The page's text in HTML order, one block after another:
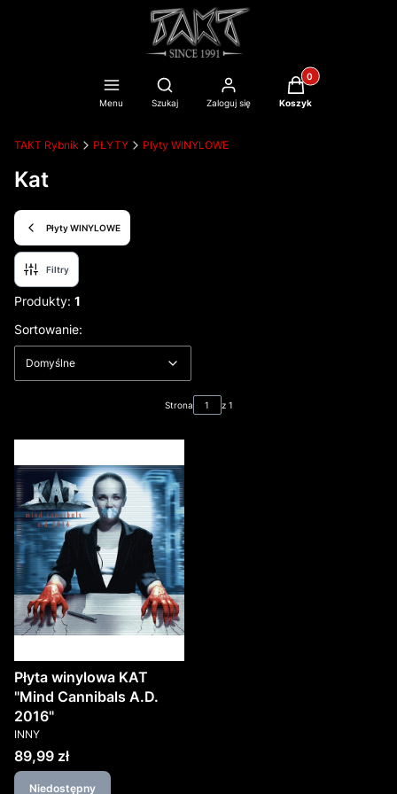
Menu
Otwórz wyszukiwarkę
Szukaj Zaloguj się
Produkty w
Koszyk
TAKT Rybnik PŁYTY Płyty WINYLOWE
Kat
Płyty WINYLOWE
Filtry
Produkty: 1
Lista produktów
Sortowanie:
Domyślne
Strona z 1
Płyta winylowa KAT
"Mind Cannibals A.D.
2016"
PRODUCENT
INNY
Cena
89,99 zł
Niedostępny